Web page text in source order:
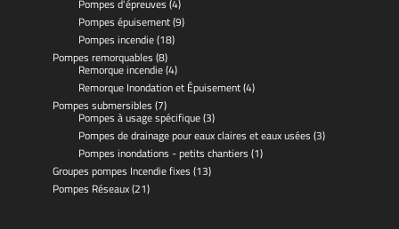
Pompes d'épreuves (4)
Pompes épuisement(9)
Pompes incendie(18)
Pompes remorquables (8)
Remorque incendie(4)
Remorque Inondation et Épuisement(4)
Pompes submersibles (7)
Pompes à usage spécifique(3)
Pompes de drainage pour eaux claires et eaux usées (3)
Pompes inondations - petits chantiers (1)
Groupes pompes Incendie fixes (13)
Pompes Réseaux(21)